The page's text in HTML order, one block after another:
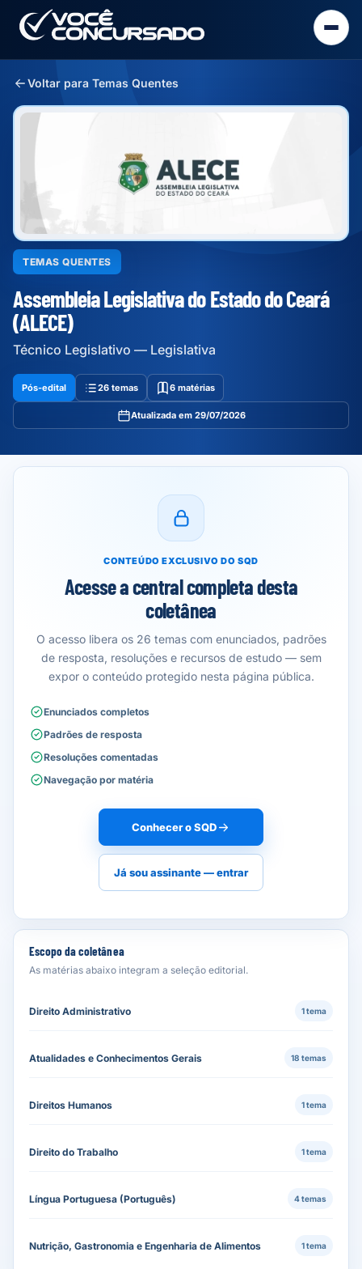
Voltar para Temas Quentes
TEMAS QUENTES
Assembleia Legislativa do Estado do Ceará
(ALECE)
Técnico Legislativo — Legislativa
Pós-edital 26 temas 6 matérias
Atualizada em 29/07/2026
Escopo da coletânea
As matérias abaixo integram a seleção editorial.
Direito Administrativo 1 tema
Atualidades e Conhecimentos Gerais 18 temas
Direitos Humanos 1 tema
Direito do Trabalho 1 tema
Língua Portuguesa (Português) 4 temas
Nutrição, Gastronomia e Engenharia de Alimentos 1 tema
CONTEÚDO EXCLUSIVO DO SQD
Acesse a central completa desta
coletânea
O acesso libera os 26 temas com enunciados, padrões
de resposta, resoluções e recursos de estudo — sem
expor o conteúdo protegido nesta página pública.
Enunciados completos
Padrões de resposta
Resoluções comentadas
Navegação por matéria
Conhecer o SQD
Já sou assinante — entrar